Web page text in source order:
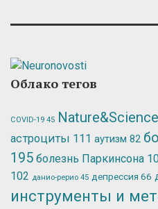
Облако тегов
COVID-19 45 Nature&Science
астроциты 111 аутизм 82
195 болезнь Паркинсона
102 данио-рерио 45 депрессия 66
инструменты и